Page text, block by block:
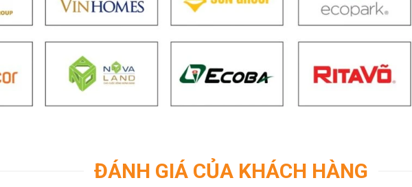
ĐÁNH GIÁ CỦA KHÁCH HÀNG